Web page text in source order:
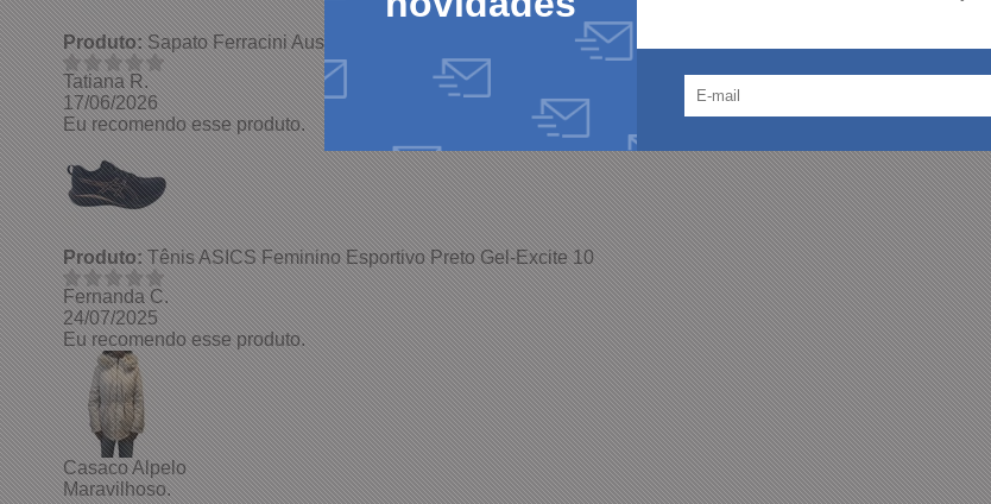
Produto:Sapato Ferracini Austin 5168 Couro Marrom Casual
Tatiana R.
17/06/2026
Eu recomendo esse produto.
Produto:Tênis ASICS Feminino Esportivo Preto Gel-Excite 10
Fernanda C.
24/07/2025
Eu recomendo esse produto.
Casaco Alpelo
Maravilhoso.